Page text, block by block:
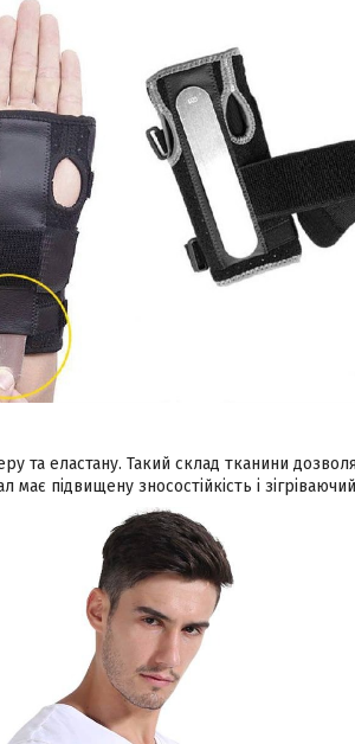
та еластану. Такий склад тканини
підвищену зносостійкість і